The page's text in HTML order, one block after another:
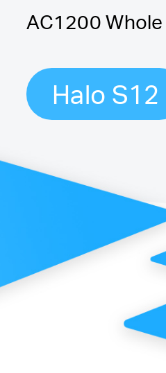
AC1200
Halo S12